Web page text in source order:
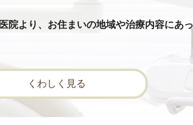
院より、お住まいの地域や治療内容にあ
くわしく見る